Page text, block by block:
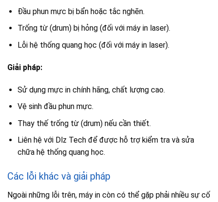
Đầu phun mực bị bẩn hoặc tắc nghẽn.
Trống từ (drum) bị hỏng (đối với máy in laser).
Lỗi hệ thống quang học (đối với máy in laser).
Giải pháp:
Sử dụng mực in chính hãng, chất lượng cao.
Vệ sinh đầu phun mực.
Thay thế trống từ (drum) nếu cần thiết.
Liên hệ với Dlz Tech để được hỗ trợ kiểm tra và sửa
chữa hệ thống quang học.
Các lỗi khác và giải pháp
Ngoài những lỗi trên, máy in còn có thể gặp phải nhiều sự cố